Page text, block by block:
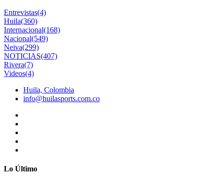
Entrevistas(4)
Huila(360)
Internacional(168)
Nacional(549)
Neiva(299)
NOTICIAS(407)
Rivera(7)
Videos(4)
Huila, Colombia
info@huilasports.com.co
Lo Último